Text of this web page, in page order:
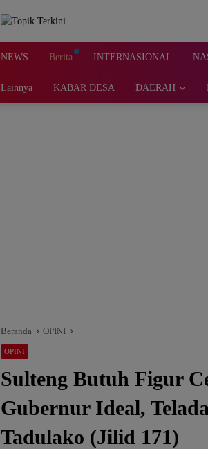
NEWS Berita INTERNASIONAL
Lainnya KABAR DESA DAERAH
Beranda OPINI
OPINI
Sulteng Butuh Figur
Gubernur Ideal,
Tadulako (Jilid 171)